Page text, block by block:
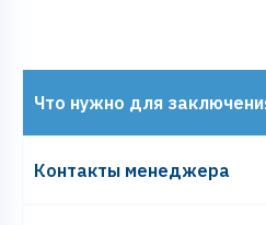
Что нужно для
Контакты менеджера